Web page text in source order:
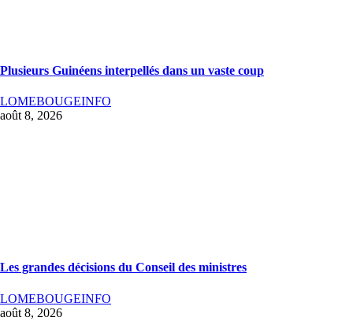
Plusieurs Guinéens interpellés dans un vaste coup
LOMEBOUGEINFO
août 8, 2026
Les grandes décisions du Conseil des ministres
LOMEBOUGEINFO
août 8, 2026